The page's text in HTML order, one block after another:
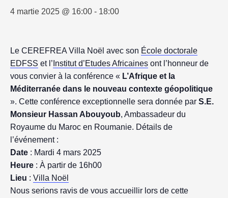
4 martie 2025 @ 16:00 - 18:00
Le CEREFREA Villa Noël avec son École doctorale
EDFSS et l’ Institut d’Etudes Africaines ont l’honneur de
vous convier à la conférence « L’Afrique et la
Méditerranée dans le nouveau contexte géopolitique
». Cette conférence exceptionnelle sera donnée par S.E.
Monsieur Hassan Abouyoub, Ambassadeur du
Royaume du Maroc en Roumanie. Détails de
l’événement :
Date : Mardi 4 mars 2025
Heure : À partir de 16h00
Lieu : Villa Noël
Nous serions ravis de vous accueillir lors de cette